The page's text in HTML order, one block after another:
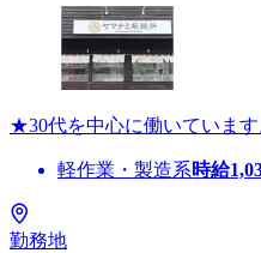
★30代を中心に働いています
軽作業・製造系時給
勤務地